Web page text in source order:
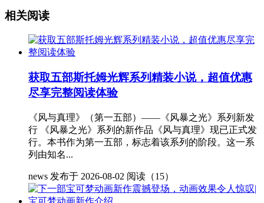
相关阅读
获取五部斯托姆光辉系列精装小说，超值优惠
尽享完整阅读体验
《风与真理》（第一五部）——《风暴之光》系列新发
行 《风暴之光》系列的新作品《风与真理》现已正式发
行。本书作为第一五部，标志着该系列的阶段。这一系
列由知名...
news 发布于 2026-08-02 阅读（15）